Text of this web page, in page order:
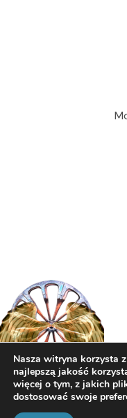
©
Nasza witryna korzysta
najlepszą jakość
więcej o tym, z jakich
dostosować swoje